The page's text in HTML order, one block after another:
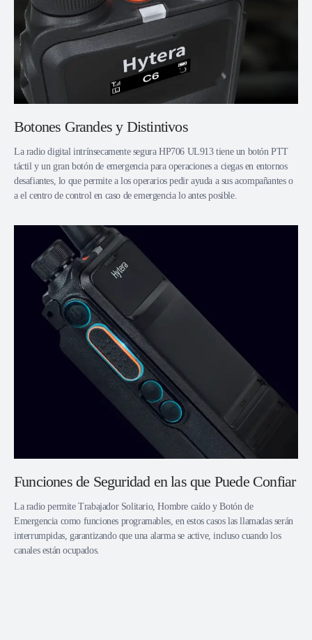
Botones Grandes y Distintivos
La radio digital intrínsecamente segura HP706 UL913 tiene un botón PTT
táctil y un gran botón de emergencia para operaciones a ciegas en entornos
desafiantes, lo que permite a los operarios pedir ayuda a sus acompañantes o
a el centro de control en caso de emergencia lo antes posible.
Funciones de Seguridad en las que Puede Confiar
La radio permite Trabajador Solitario, Hombre caído y Botón de
Emergencia como funciones programables, en estos casos las llamadas serán
interrumpidas, garantizando que una alarma se active, incluso cuando los
canales están ocupados.